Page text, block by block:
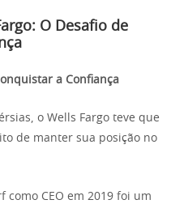
O Desafio de
a Confiança
o Wells Fargo teve que
de manter sua posição no
como CEO em 2019 foi um